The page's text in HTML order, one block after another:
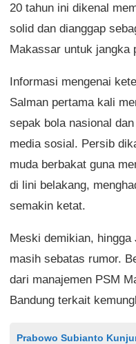
20 tahun ini dikenal
solid dan dianggap
Makassar untuk jangka
Informasi mengenai
Salman pertama kali
sepak bola nasional
media sosial. Persib
muda berbakat guna
di lini belakang,
semakin ketat.
Meski demikian,
masih sebatas rumor.
dari manajemen PSM
Bandung terkait
Prabowo Subianto